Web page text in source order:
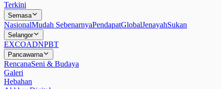
Terkini
Semasa
NasionalMudah SebenarnyaPendapatGlobalJenayahSukan
Selangor
EXCOADNPBT
Pancawarna
RencanaSeni & Budaya
Galeri
Hebahan